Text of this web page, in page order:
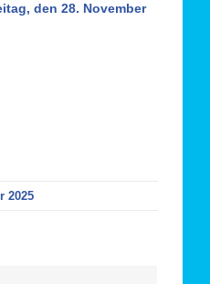
den 28. November
2025